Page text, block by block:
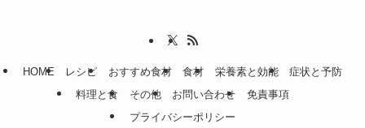
HOME レシピ おすすめ食材 食材 栄養素と効能
症状と予防
料理と食
その他 お問い合わせ
免責事項
プライバシーポリシー